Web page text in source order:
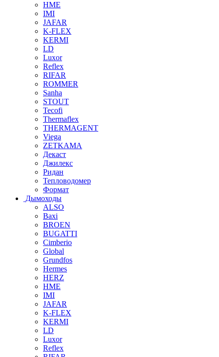
HME
IMI
JAFAR
K-FLEX
KERMI
LD
Luxor
Reflex
RIFAR
ROMMER
Sanha
STOUT
Tecofi
Thermaflex
THERMAGENT
Viega
ZETKAMA
Декаст
Джилекс
Ридан
Тепловодомер
Формат
Дымоходы
ALSO
Baxi
BROEN
BUGATTI
Cimberio
Global
Grundfos
Hermes
HERZ
HME
IMI
JAFAR
K-FLEX
KERMI
LD
Luxor
Reflex